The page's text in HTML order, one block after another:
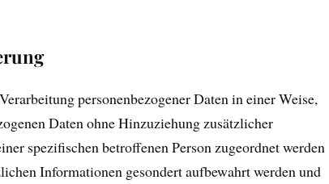
personenbezogener Daten in einer Weise,
Daten ohne Hinzuziehung zusätzlicher
spezifischen betroffenen Person zugeordnet werden
Informationen gesondert aufbewahrt werden und